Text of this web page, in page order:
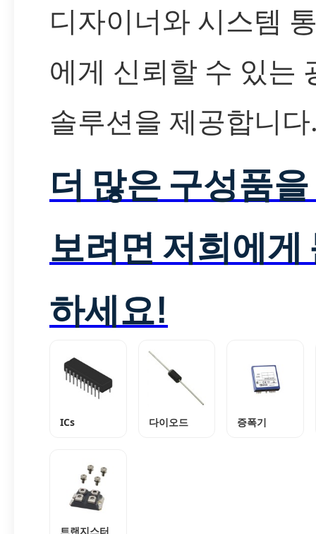
디자이너와 시스템
에게 신뢰할 수 있는
솔루션을 제공합니
더 많은 구성품
보려면 저희에게
하세요!
ICs 다이오드 증폭기
트랜지스터